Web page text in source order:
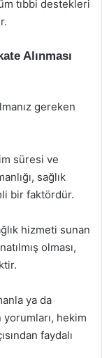
tıbbi destekleri
Alınması
gereken
süresi ve
sağlık
bir faktördür.
hizmeti sunan
olması,
ya da
hekim
faydalı